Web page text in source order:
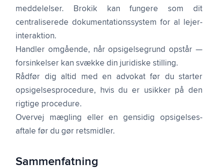
meddelelser. Brokik kan fungere som dit
centraliserede dokumen­tations­system for al lejer­
interaktion.
Handler omgående, når opsigelse­grund opstår —
forsinkelser kan svække din juridiske stilling.
Rådfør dig altid med en advokat før du starter
opsigelses­procedure, hvis du er usikker på den
rigtige procedure.
Overvej mægling eller en gensidig opsigelses­
aftale før du gør retsmidler.
Sammenfatning